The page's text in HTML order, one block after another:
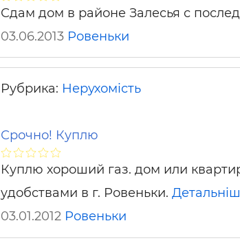
Сдам дом в районе Залесья с
03.06.2013 Ровеньки
Рубрика: Нерухомість
Срочно! Куплю
Куплю хороший газ. дом или
удобствами в г. Ровеньки.
03.01.2012 Ровеньки